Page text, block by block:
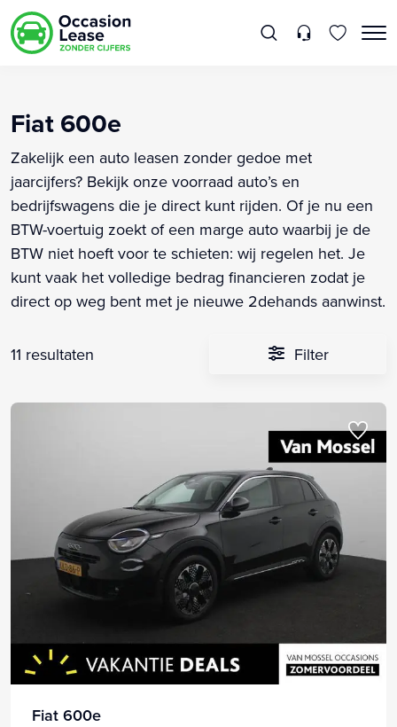
Fiat 600e
Zakelijk een auto leasen zonder gedoe met
jaarcijfers? Bekijk onze voorraad auto’s en
bedrijfswagens die je direct kunt rijden. Of je nu een
BTW-voertuig zoekt of een marge auto waarbij je de
BTW niet hoeft voor te schieten: wij regelen het. Je
kunt vaak het volledige bedrag financieren zodat je
direct op weg bent met je nieuwe 2dehands aanwinst.
11 resultaten Filter
Fiat 600e